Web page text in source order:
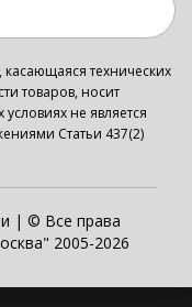
технических
товаров, носит
не является
Статьи 437(2)
| © Все права
2005-2026